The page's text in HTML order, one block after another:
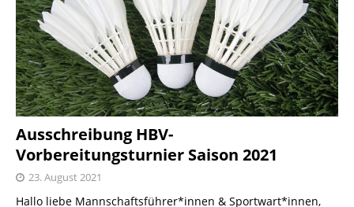
Ausschreibung HBV-
Vorbereitungsturnier Saison 2021
23. August 2021
Hallo liebe Mannschaftsführer*innen & Sportwart*innen,